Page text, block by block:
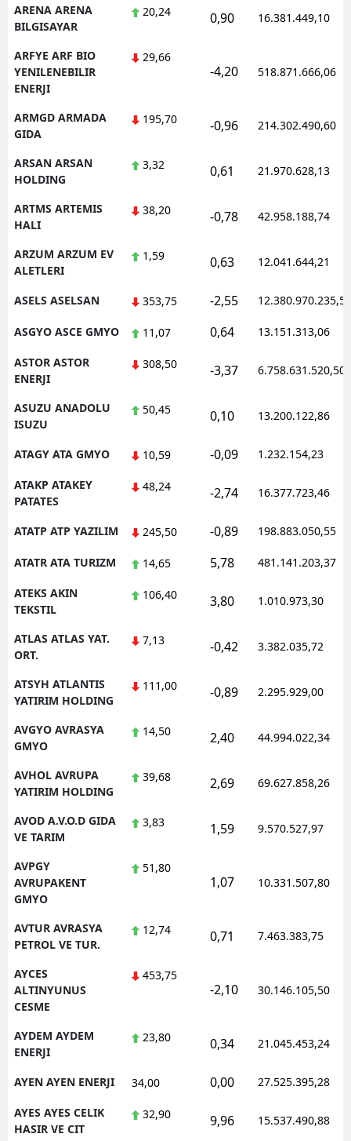
ARENA ARENA
BILGISAYAR
20,24 0,90 16.381.449,10
ARFYE ARF BIO
YENILENEBILIR
ENERJI
29,66
-4,20 518.871.666,06
ARMGD ARMADA
GIDA
195,70 -0,96 214.302.490,60
ARSAN ARSAN
HOLDING
3,32 0,61 21.970.628,13
ARTMS ARTEMIS
HALI
38,20 -0,78 42.958.188,74
ARZUM ARZUM EV
ALETLERI
1,59 0,63 12.041.644,21
ASELS ASELSAN 353,75 -2,55 12.380.970.235,50
ASGYO ASCE GMYO 11,07 0,64 13.151.313,06
ASTOR ASTOR
ENERJI
308,50 -3,37 6.758.631.520,50
ASUZU ANADOLU
ISUZU
50,45 0,10 13.200.122,86
ATAGY ATA GMYO 10,59 -0,09 1.232.154,23
ATAKP ATAKEY
PATATES
48,24 -2,74 16.377.723,46
ATATP ATP YAZILIM 245,50 -0,89 198.883.050,55
ATATR ATA TURIZM 14,65 5,78 481.141.203,37
ATEKS AKIN
TEKSTIL
106,40 3,80 1.010.973,30
ATLAS ATLAS YAT.
ORT.
7,13 -0,42 3.382.035,72
ATSYH ATLANTIS
YATIRIM HOLDING
111,00 -0,89 2.295.929,00
AVGYO AVRASYA
GMYO
14,50 2,40 44.994.022,34
AVHOL AVRUPA
YATIRIM HOLDING
39,68 2,69 69.627.858,26
AVOD A.V.O.D GIDA
VE TARIM
3,83 1,59 9.570.527,97
AVPGY
AVRUPAKENT
GMYO
51,80
1,07 10.331.507,80
AVTUR AVRASYA
PETROL VE TUR.
12,74 0,71 7.463.383,75
AYCES
ALTINYUNUS
CESME
453,75
-2,10 30.146.105,50
AYDEM AYDEM
ENERJI
23,80 0,34 21.045.453,24
AYEN AYEN ENERJI 34,00 0,00 27.525.395,28
AYES AYES CELIK
HASIR VE CIT
32,90 9,96 15.537.490,88